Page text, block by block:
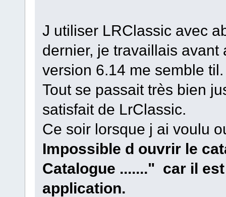
J utiliser LRClassic avec
dernier, je travaillais
version 6.14 me semble til.
Tout se passait très bien
satisfait de LrClassic.
Ce soir lorsque j ai voulu
Impossible d ouvrir le
Catalogue ......." car il
application.